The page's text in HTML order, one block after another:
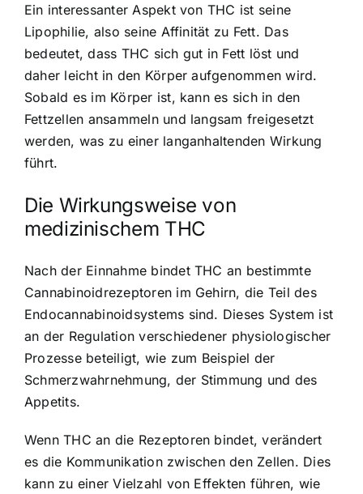
Ein interessanter Aspekt von THC ist seine
Lipophilie, also seine Affinität zu Fett. Das
bedeutet, dass THC sich gut in Fett löst und
daher leicht in den Körper aufgenommen wird.
Sobald es im Körper ist, kann es sich in den
Fettzellen ansammeln und langsam freigesetzt
werden, was zu einer langanhaltenden Wirkung
führt.
Die Wirkungsweise von
medizinischem THC
Nach der Einnahme bindet THC an bestimmte
Cannabinoidrezeptoren im Gehirn, die Teil des
Endocannabinoidsystems sind. Dieses System ist
an der Regulation verschiedener physiologischer
Prozesse beteiligt, wie zum Beispiel der
Schmerzwahrnehmung, der Stimmung und des
Appetits.
Wenn THC an die Rezeptoren bindet, verändert
es die Kommunikation zwischen den Zellen. Dies
kann zu einer Vielzahl von Effekten führen, wie